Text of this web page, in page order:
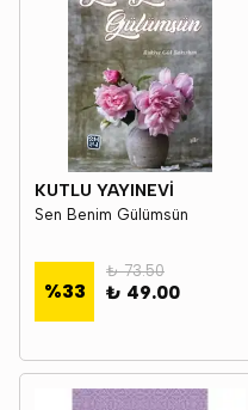
KUTLU YAYINEVİ
Sen Benim Gülümsün
%33
₺ 73.50
₺ 49.00